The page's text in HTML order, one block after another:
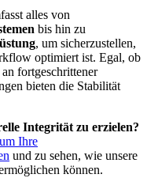
alles von
bis hin zu
, um sicherzustellen,
optimiert ist. Egal, ob
fortgeschrittener
bieten die Stabilität
Integrität zu erzielen?
Ihre
und zu sehen, wie unsere
können.